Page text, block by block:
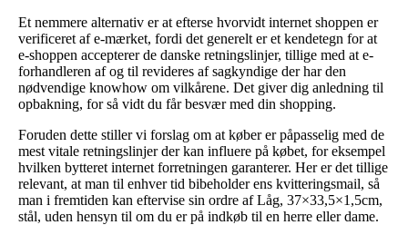
Et nemmere alternativ er at efterse hvorvidt internet shoppen er
verificeret af e-mærket, fordi det generelt er et kendetegn for at
e-shoppen accepterer de danske retningslinjer, tillige med at e-
forhandleren af og til revideres af sagkyndige der har den
nødvendige knowhow om vilkårene. Det giver dig anledning til
opbakning, for så vidt du får besvær med din shopping.
Foruden dette stiller vi forslag om at køber er påpasselig med de
mest vitale retningslinjer der kan influere på købet, for eksempel
hvilken bytteret internet forretningen garanterer. Her er det tillige
relevant, at man til enhver tid bibeholder ens kvitteringsmail, så
man i fremtiden kan eftervise sin ordre af Låg, 37×33,5×1,5cm,
stål, uden hensyn til om du er på indkøb til en herre eller dame.